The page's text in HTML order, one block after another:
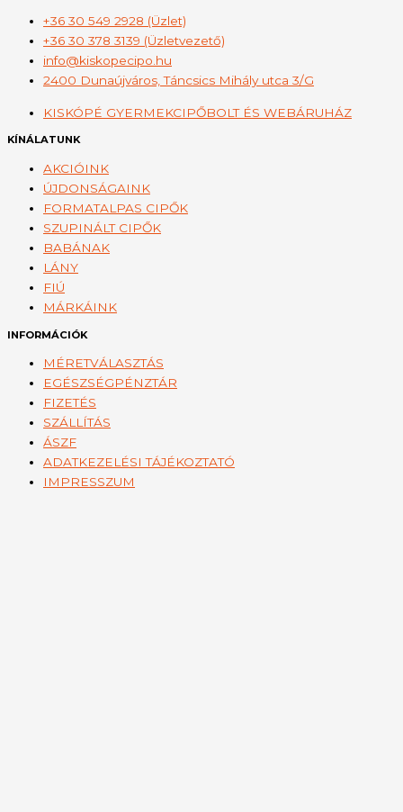
+36 30 549 2928 (Üzlet)
+36 30 378 3139 (Üzletvezető)
info@kiskopecipo.hu
2400 Dunaújváros, Táncsics Mihály utca 3/G
KISKÓPÉ GYERMEKCIPŐBOLT ÉS WEBÁRUHÁZ
KÍNÁLATUNK
AKCIÓINK
ÚJDONSÁGAINK
FORMATALPAS CIPŐK
SZUPINÁLT CIPŐK
BABÁNAK
LÁNY
FIÚ
MÁRKÁINK
INFORMÁCIÓK
MÉRETVÁLASZTÁS
EGÉSZSÉGPÉNZTÁR
FIZETÉS
SZÁLLÍTÁS
ÁSZF
ADATKEZELÉSI TÁJÉKOZTATÓ
IMPRESSZUM